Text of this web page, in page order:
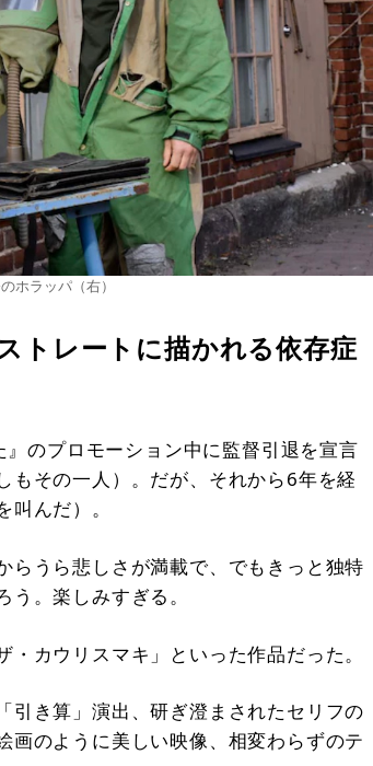
ホラッパ（右）
トレートに描かれる依存症
のプロモーション中に監督引退を宣言
もその一人）。だが、それから6年を経
んだ）。
らうら悲しさが満載で、でもきっと独特
。楽しみすぎる。
カウリスマキ」といった作品だった。
引き算」演出、研ぎ澄まされたセリフの
画のように美しい映像、相変わらずのテ